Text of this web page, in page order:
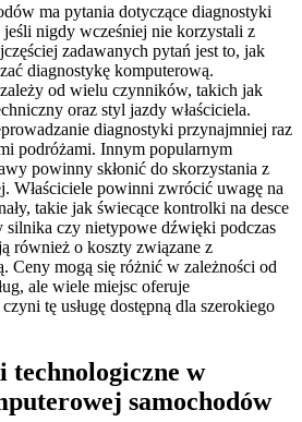
ma pytania dotyczące diagnostyki
jeśli nigdy wcześniej nie korzystali z
zadawanych pytań jest to, jak
diagnostykę komputerową.
od wielu czynników, takich jak
oraz styl jazdy właściciela.
diagnostyki przynajmniej raz
podróżami. Innym popularnym
powinny skłonić do skorzystania z
Właściciele powinni zwrócić uwagę na
takie jak świecące kontrolki na desce
silnika czy nietypowe dźwięki podczas
również o koszty związane z
Ceny mogą się różnić w zależności od
ale wiele miejsc oferuje
tę usługę dostępną dla szerokiego
technologiczne w
samochodów